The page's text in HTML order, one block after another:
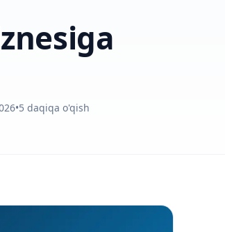
•5 daqiqa o'qish